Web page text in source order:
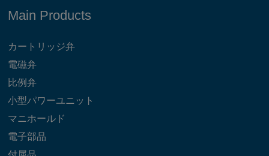
Main Products
カートリッジ弁
電磁弁
比例弁
小型パワーユニット
マニホールド
電子部品